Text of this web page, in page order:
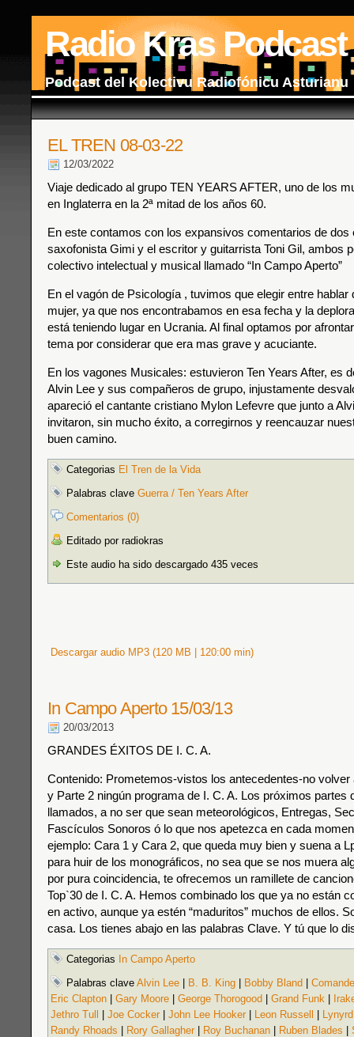
Radio Kras Podcast
Podcast del Kolectivu Radiofónicu Asturianu
EL TREN 08-03-22
12/03/2022
Viaje dedicado al grupo TEN YEARS AFTER, uno de los
en Inglaterra en la 2ª mitad de los años 60.
En este contamos con los expansivos comentarios de dos
saxofonista Gimi y el escritor y guitarrista Toni Gil, ambos
colectivo intelectual y musical llamado “In Campo Aperto”
En el vagón de Psicología , tuvimos que elegir entre hablar
mujer, ya que nos encontrabamos en esa fecha y la
está teniendo lugar en Ucrania. Al final optamos por
tema por considerar que era mas grave y acuciante.
En los vagones Musicales: estuvieron Ten Years After, es
Alvin Lee y sus compañeros de grupo, injustamente
apareció el cantante cristiano Mylon Lefevre que junto a
invitaron, sin mucho éxito, a corregirnos y reencauzar
buen camino.
Categorias El Tren de la Vida
Palabras clave Guerra / Ten Years After
Comentarios (0)
Editado por radiokras
Este audio ha sido descargado 435 veces
Descargar audio MP3 (120 MB | 120:00 min)
In Campo Aperto 15/03/13
20/03/2013
GRANDES ÉXITOS DE I. C. A.
Contenido: Prometemos-vistos los antecedentes-no volver
y Parte 2 ningún programa de I. C. A. Los próximos partes
llamados, a no ser que sean meteorológicos, Entregas,
Fascículos Sonoros ó lo que nos apetezca en cada
ejemplo: Cara 1 y Cara 2, que queda muy bien y suena a
para huir de los monográficos, no sea que se nos muera
por pura coincidencia, te ofrecemos un ramillete de
Top`30 de I. C. A. Hemos combinado los que ya no están
en activo, aunque ya estén “maduritos” muchos de ellos.
casa. Los tienes abajo en las palabras Clave. Y tú que lo
Categorias In Campo Aperto
Palabras clave Alvin Lee B. B. King Bobby Bland
Eric Clapton
Gary Moore George Thorogood Grand Funk
Jethro Tull
Joe Cocker John Lee Hooker Leon Russell
Randy Rhoads
Rory Gallagher Roy Buchanan Ruben Blades